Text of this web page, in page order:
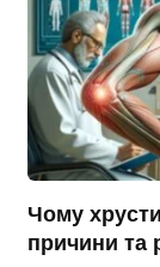
Чому
причини та